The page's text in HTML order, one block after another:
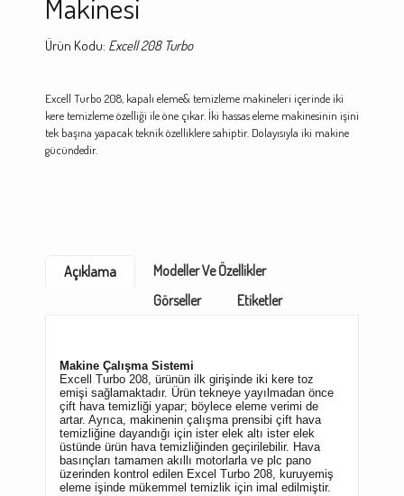
Makinesi
Ürün Kodu: Excell 208 Turbo
Excell Turbo 208, kapalı eleme& temizleme makineleri içerinde iki
kere temizleme özelliği ile öne çıkar. İki hassas eleme makinesinin işini
tek başına yapacak teknik özelliklere sahiptir. Dolayısıyla iki makine
gücündedir.
Açıklama
Modeller Ve Özellikler
Görseller
Etiketler
Makine Çalışma Sistemi
Excell Turbo 208, ürünün ilk girişinde iki kere toz
emişi sağlamaktadır. Ürün tekneye yayılmadan önce
çift hava temizliği yapar; böylece eleme verimi de
artar. Ayrıca, makinenin çalışma prensibi çift hava
temizliğine dayandığı için ister elek altı ister elek
üstünde ürün hava temizliğinden geçirilebilir. Hava
basınçları tamamen akıllı motorlarla ve plc pano
üzerinden kontrol edilen Excel Turbo 208, kuruyemiş
eleme işinde mükemmel temizlik için imal edilmiştir.